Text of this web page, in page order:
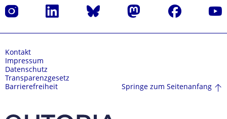
Instagram LinkedIn Bluesky Mastodon Facebook
Kontakt
Impressum
Datenschutz
Transparenzgesetz
Barrierefreiheit
Springe zum Seitenanfang